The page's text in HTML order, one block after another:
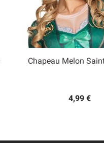
Chapeau Melon
4,99 €